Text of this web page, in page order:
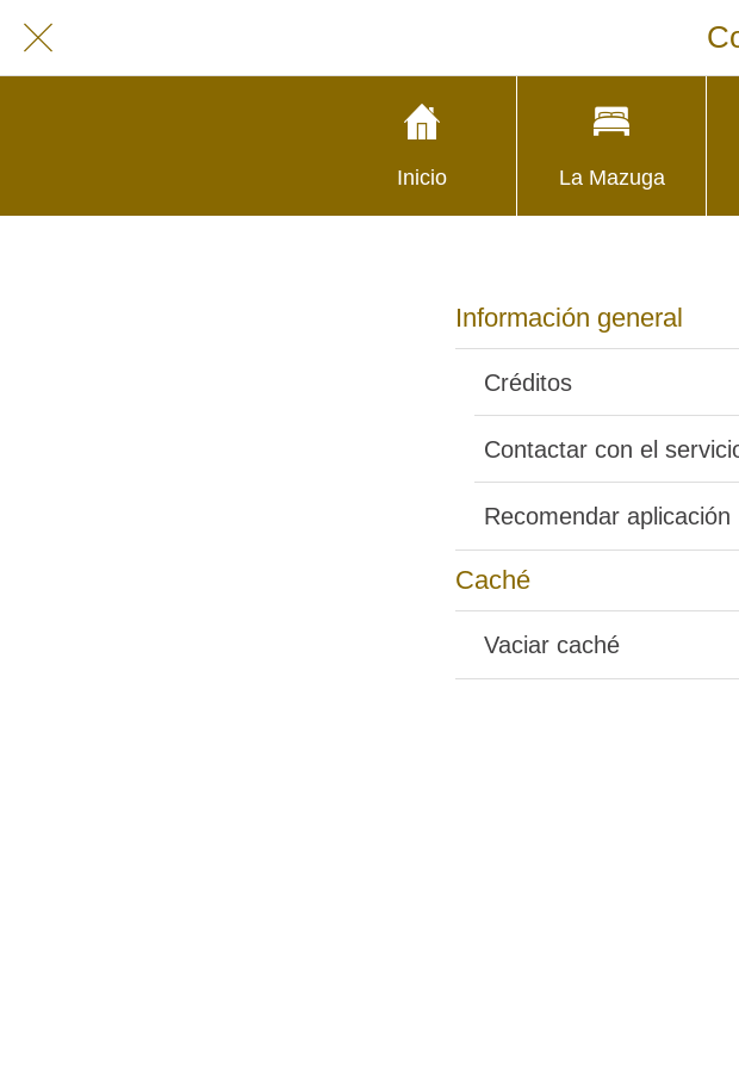
Inicio La Mazuga
Información general
Créditos
Contactar con el
Recomendar aplicación
Caché
Vaciar caché